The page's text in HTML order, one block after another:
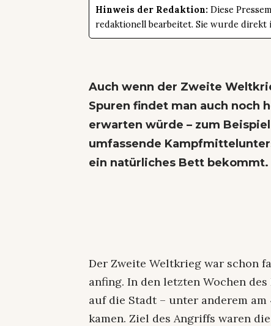
Hinweis der Redaktion: Diese
redaktionell bearbeitet. Sie wurde direkt
Auch wenn der Zweite
Spuren findet man auch noch
erwarten würde – zum
umfassende
ein natürliches Bett
Der Zweite Weltkrieg war schon
anfing. In den letzten Wochen
auf die Stadt – unter anderem am
kamen. Ziel des Angriffs waren